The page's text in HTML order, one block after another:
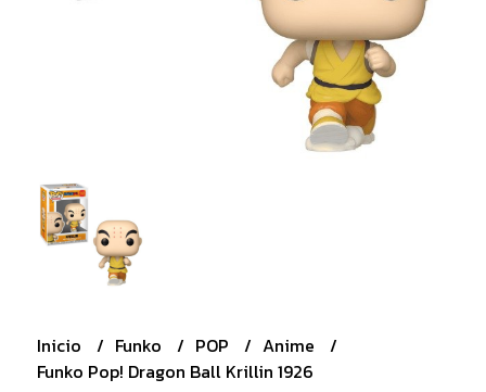
Inicio Funko POP
Anime
Funko Pop! Dragon Ball Krillin 1926